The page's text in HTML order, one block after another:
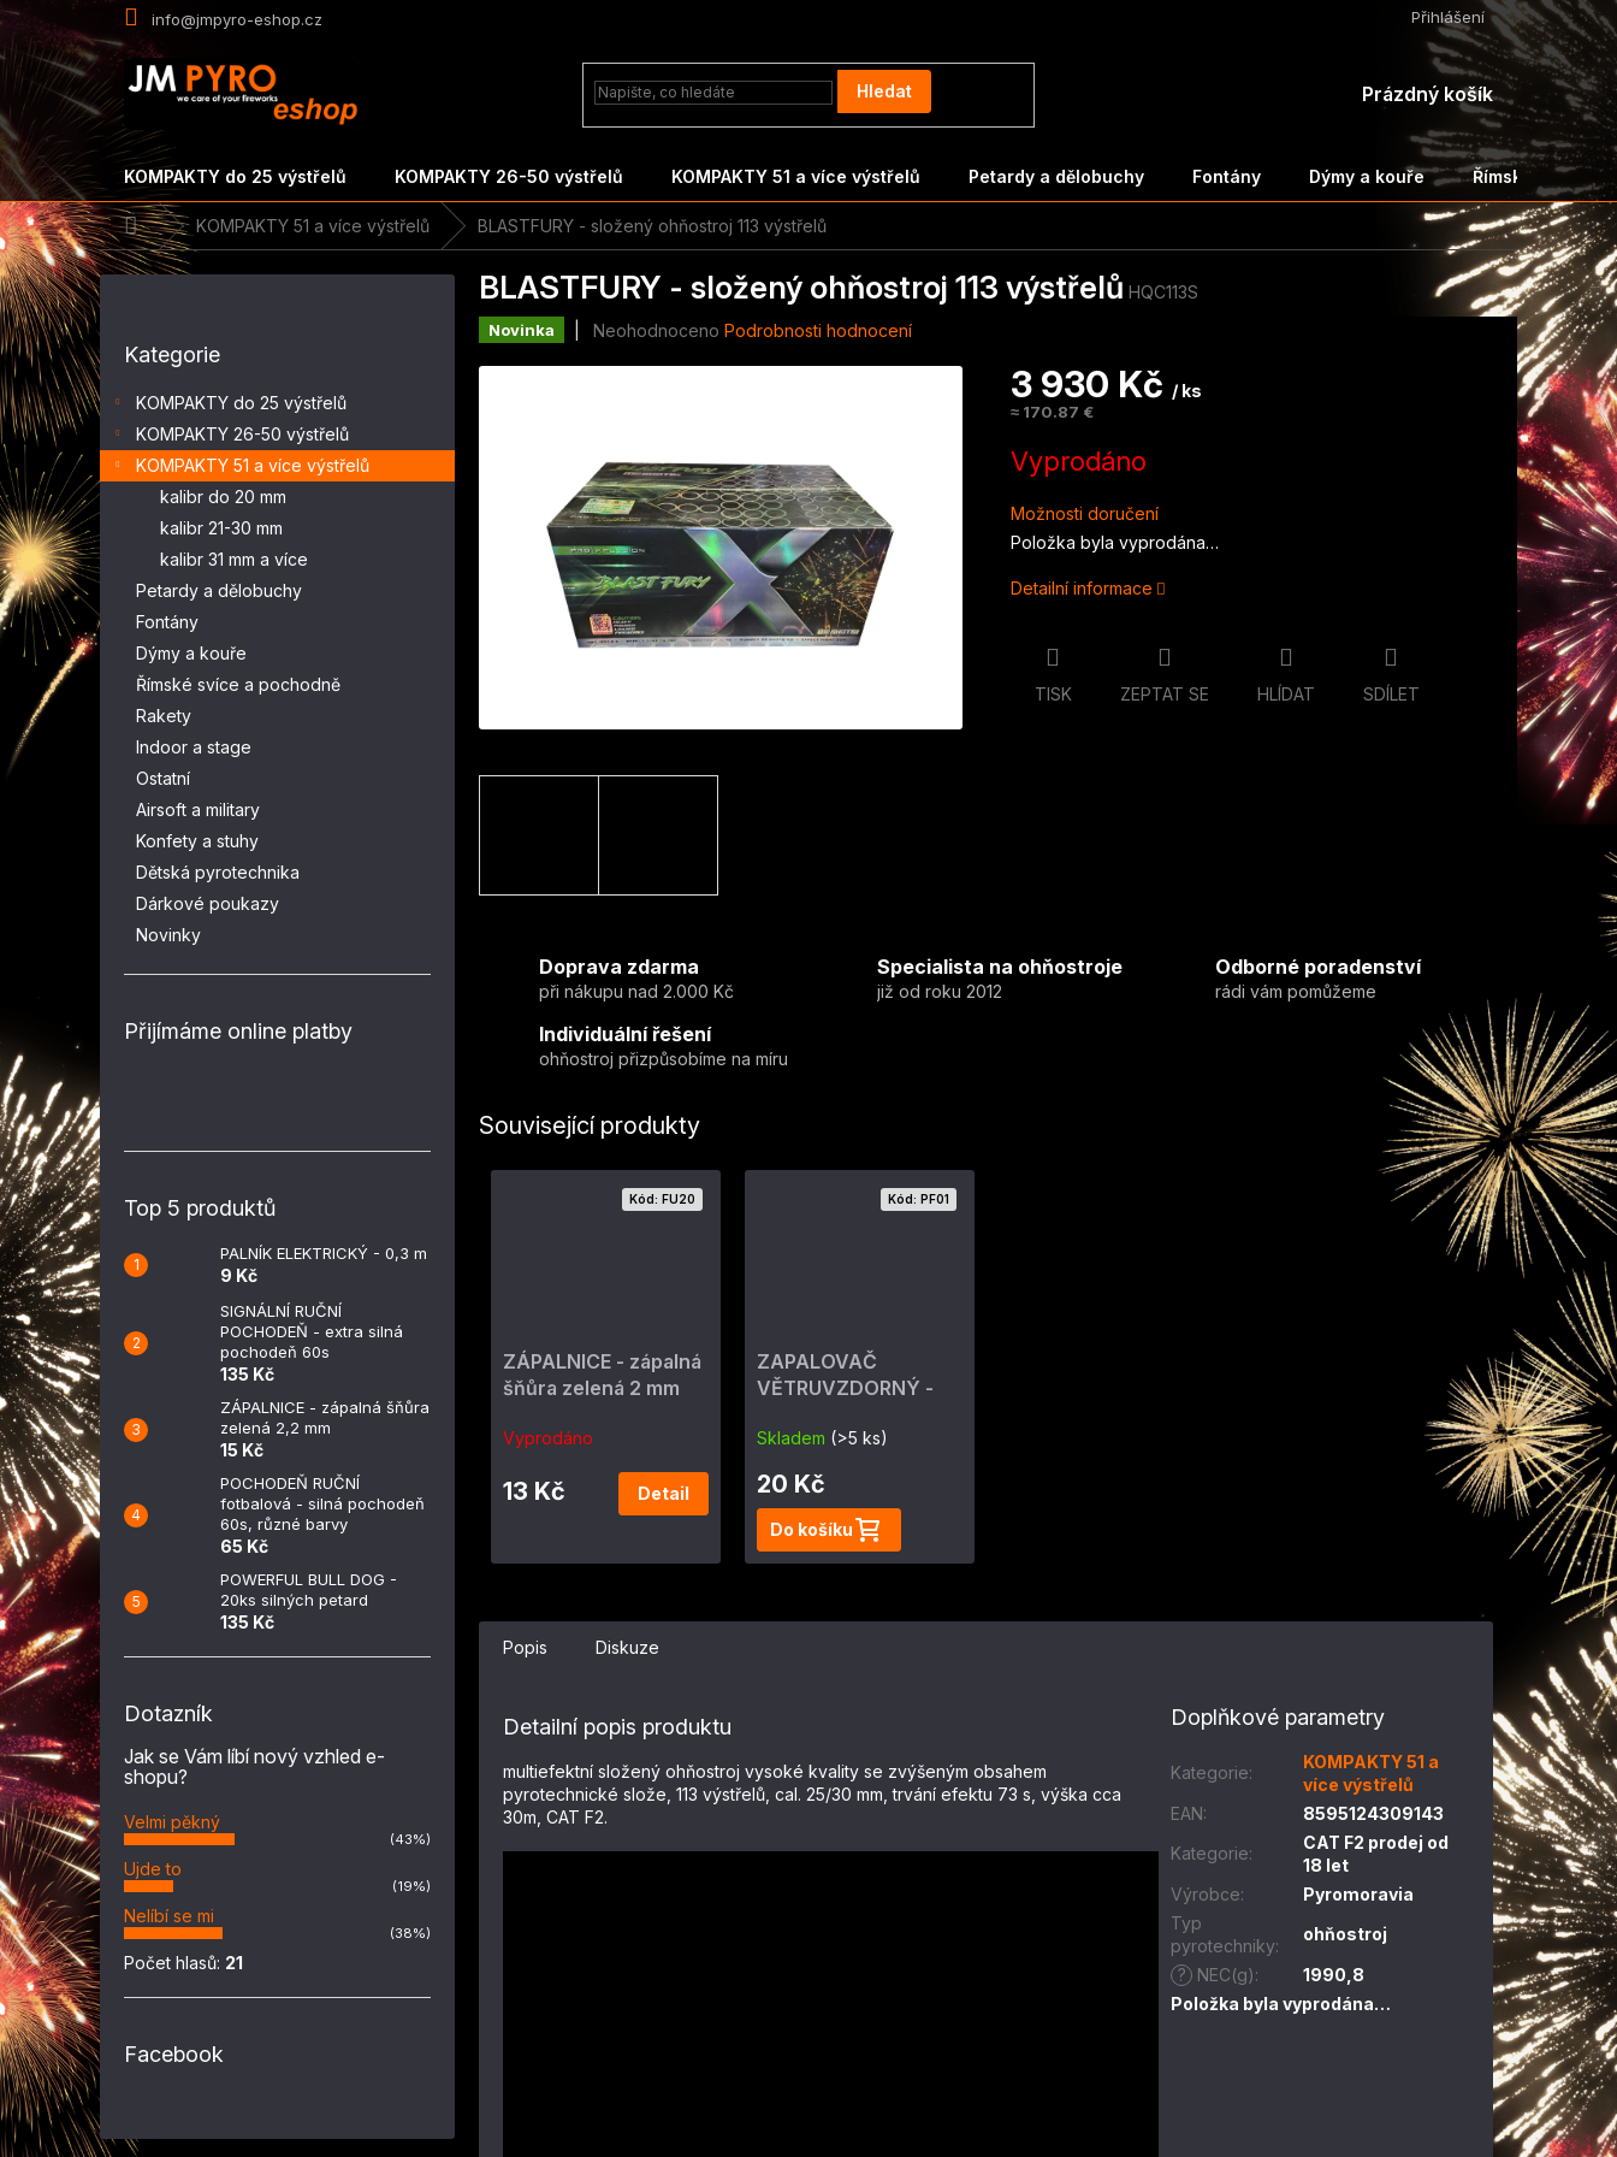
Přejít
obsah
info@jmpyro-eshop.cz Přihlášení
Hledat
NÁKUPNÍ
Prázdný košík
KOMPAKTY do 25 výstřelů KOMPAKTY 26-50 výstřelů KOMPAKTY 51 a více výstřelů Petardy a dělobuchy Fontány Dýmy a kouře Římské svíce a
Domů KOMPAKTY 51 a více výstřelů BLASTFURY - složený ohňostroj 113 výstřelů
P
o
s
t
r
a
n
n
í
p
a
n
e
l
kategorie
Kategorie
KOMPAKTY do 25 výstřelů
KOMPAKTY 26-50 výstřelů
KOMPAKTY 51 a více výstřelů
kalibr do 20 mm
kalibr 21-30 mm
kalibr 31 mm a více
Petardy a dělobuchy
Fontány
Dýmy a kouře
Římské svíce a pochodně
Rakety
Indoor a stage
Ostatní
Airsoft a military
Konfety a stuhy
Dětská pyrotechnika
Dárkové poukazy
Novinky
Přijímáme online platby
Top 5 produktů
PALNÍK ELEKTRICKÝ - 0,3 m
9 Kč
SIGNÁLNÍ RUČNÍ
POCHODEŇ - extra silná
pochodeň 60s
135 Kč
ZÁPALNICE - zápalná šňůra
zelená 2,2 mm
15 Kč
POCHODEŇ RUČNÍ
fotbalová - silná pochodeň
60s, různé barvy
65 Kč
POWERFUL BULL DOG -
20ks silných petard
135 Kč
Dotazník
Jak se Vám líbí nový vzhled e-
shopu?
Velmi pěkný
(43%)
Ujde to
(19%)
Nelíbí se mi
(38%)
Počet hlasů: 21
Facebook
BLASTFURY - složený ohňostroj 113 výstřelů HQC113S
Novinka
Průměrné
5
hvězdiček.
Neohodnoceno Podrobnosti hodnocení
3 930 Kč / ks
≈ 170.87 €
cena:
Vyprodáno
Možnosti doručení
Položka byla vyprodána…
Detailní informace
TISK ZEPTAT SE HLÍDAT SDÍLET
Doprava zdarma
při nákupu nad 2.000 Kč
Specialista na ohňostroje
již od roku 2012
Odborné poradenství
rádi vám pomůžeme
Individuální řešení
ohňostroj přizpůsobíme na míru
Související produkty
ZÁPALNICE - zápalná
šňůra zelená 2 mm
Vyprodáno
13 Kč Detail
Kód: FU20
ZAPALOVAČ
VĚTRUVZDORNÝ -
Skladem (>5 ks)
20 Kč
Do košíku
Kód: PF01
Popis Diskuze
Detailní popis produktu
multiefektní složený ohňostroj vysoké kvality se zvýšeným obsahem
pyrotechnické slože, 113 výstřelů, cal. 25/30 mm, trvání efektu 73 s, výška cca
30m, CAT F2.
Doplňkové parametry
Kategorie:
KOMPAKTY 51 a
více výstřelů
EAN:
8595124309143
Kategorie:
CAT F2 prodej od
18 let
Výrobce:
Pyromoravia
Typ
pyrotechniky:
ohňostroj
?
NEC(g):
1990,8
Položka byla vyprodána…